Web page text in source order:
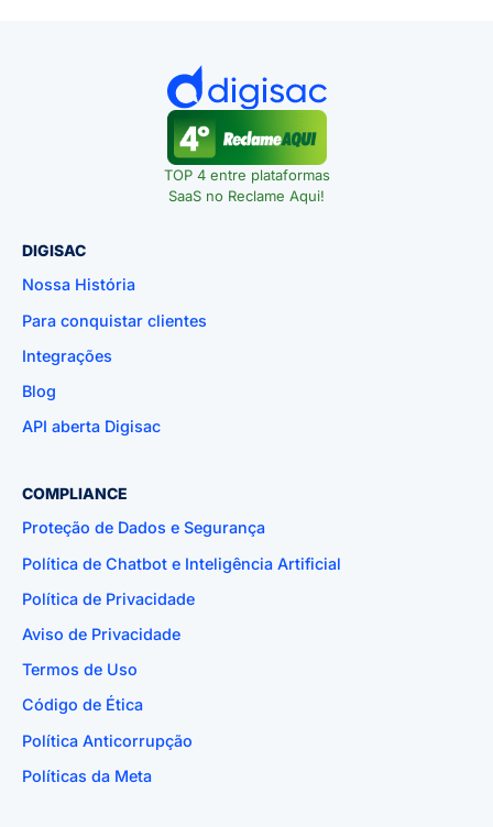
TOP 4 entre plataformas
SaaS no Reclame Aqui!
DIGISAC
Nossa História
Para conquistar clientes
Integrações
Blog
API aberta Digisac
COMPLIANCE
Proteção de Dados e Segurança
Política de Chatbot e Inteligência Artificial
Política de Privacidade
Aviso de Privacidade
Termos de Uso
Código de Ética
Política Anticorrupção
Políticas da Meta